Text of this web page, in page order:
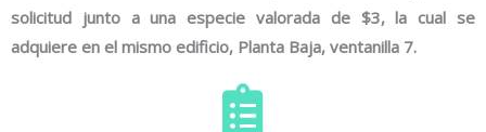
solicitud junto a una especie valorada de $3, la cual se
adquiere en el mismo edificio, Planta Baja, ventanilla 7.